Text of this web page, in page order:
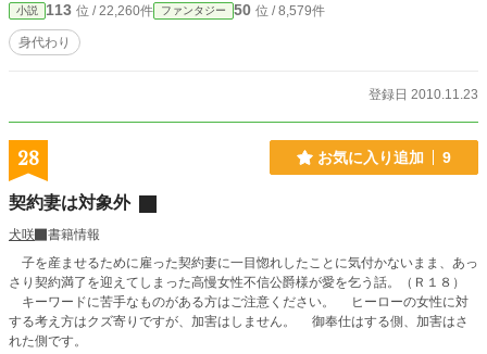
小説 113 位 / 22,260件 ファンタジー 50 位 / 8,579件
身代わり
登録日 2010.11.23
28 お気に入り追加 9
契約妻は対象外
犬咲
書籍情報
子を産ませるために雇った契約妻に一目惚れしたことに気付かないまま、あっ
さり契約満了を迎えてしまった高慢女性不信公爵様が愛を乞う話。（Ｒ１８）
キーワードに苦手なものがある方はご注意ください。 ヒーローの女性に対
する考え方はクズ寄りですが、加害はしません。 御奉仕はする側、加害はさ
れた側です。